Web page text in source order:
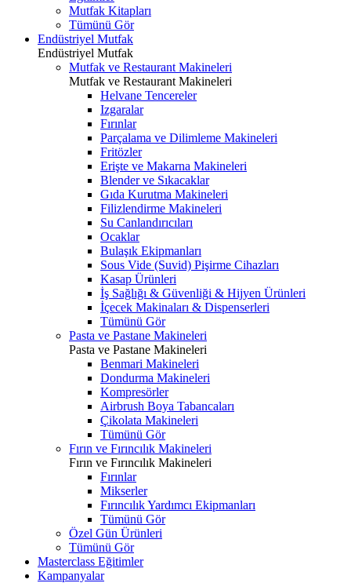
Mutfak Kitapları
Tümünü Gör
Endüstriyel Mutfak
Endüstriyel Mutfak
Mutfak ve Restaurant Makineleri
Mutfak ve Restaurant Makineleri
Helvane Tencereler
Izgaralar
Fırınlar
Parçalama ve Dilimleme Makineleri
Fritözler
Erişte ve Makarna Makineleri
Blender ve Sıkacaklar
Gıda Kurutma Makineleri
Filizlendirme Makineleri
Su Canlandırıcıları
Ocaklar
Bulaşık Ekipmanları
Sous Vide (Suvid) Pişirme Cihazları
Kasap Ürünleri
İş Sağlığı & Güvenliği & Hijyen Ürünleri
İçecek Makinaları & Dispenserleri
Tümünü Gör
Pasta ve Pastane Makineleri
Pasta ve Pastane Makineleri
Benmari Makineleri
Dondurma Makineleri
Kompresörler
Airbrush Boya Tabancaları
Çikolata Makineleri
Tümünü Gör
Fırın ve Fırıncılık Makineleri
Fırın ve Fırıncılık Makineleri
Fırınlar
Mikserler
Fırıncılık Yardımcı Ekipmanları
Tümünü Gör
Özel Gün Ürünleri
Tümünü Gör
Masterclass Eğitimler
Kampanyalar